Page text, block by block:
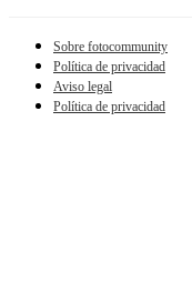
Sobre fotocommunity
Política de privacidad
Aviso legal
Política de privacidad